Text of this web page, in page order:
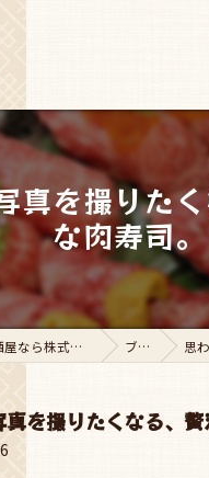
真を撮りた
な肉寿司。
梅田で居酒屋なら株式会社Adachi Group ブログ 思わ
を撮りたくなる、贅